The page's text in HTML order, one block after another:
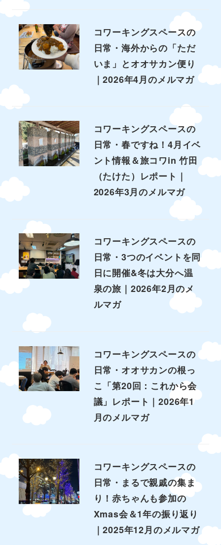
コワーキングスペースの
日常・海外からの「ただ
いま」とオオサカン便り
｜2026年4月のメルマガ
コワーキングスペースの
日常・春ですね！4月イベ
ント情報＆旅コワin 竹田
（たけた）レポート｜
2026年3月のメルマガ
コワーキングスペースの
日常・3つのイベントを同
日に開催&冬は大分へ温
泉の旅｜2026年2月のメ
ルマガ
コワーキングスペースの
日常・オオサカンの根っ
こ「第20回：これから会
議」レポート｜2026年1
月のメルマガ
コワーキングスペースの
日常・まるで親戚の集ま
り！赤ちゃんも参加の
Xmas会＆1年の振り返り
｜2025年12月のメルマガ